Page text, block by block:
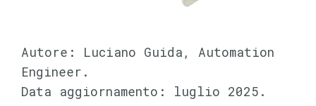
Autore: Luciano Guida, Automation
Engineer.
Data aggiornamento: luglio 2025.